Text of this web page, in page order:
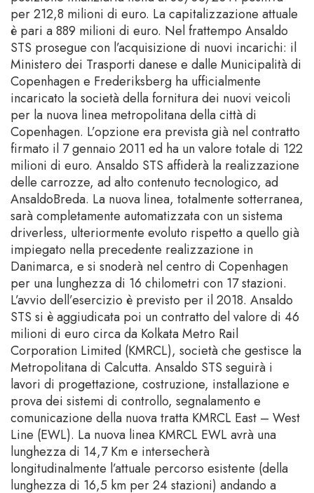
per 212,8 milioni di euro. La capitalizzazione attuale
è pari a 889 milioni di euro. Nel frattempo Ansaldo
STS prosegue con l’acquisizione di nuovi incarichi: il
Ministero dei Trasporti danese e dalle Municipalità di
Copenhagen e Frederiksberg ha ufficialmente
incaricato la società della fornitura dei nuovi veicoli
per la nuova linea metropolitana della città di
Copenhagen. L’opzione era prevista già nel contratto
firmato il 7 gennaio 2011 ed ha un valore totale di 122
milioni di euro. Ansaldo STS affiderà la realizzazione
delle carrozze, ad alto contenuto tecnologico, ad
AnsaldoBreda. La nuova linea, totalmente sotterranea,
sarà completamente automatizzata con un sistema
driverless, ulteriormente evoluto rispetto a quello già
impiegato nella precedente realizzazione in
Danimarca, e si snoderà nel centro di Copenhagen
per una lunghezza di 16 chilometri con 17 stazioni.
L’avvio dell’esercizio è previsto per il 2018. Ansaldo
STS si è aggiudicata poi un contratto del valore di 46
milioni di euro circa da Kolkata Metro Rail
Corporation Limited (KMRCL), società che gestisce la
Metropolitana di Calcutta. Ansaldo STS seguirà i
lavori di progettazione, costruzione, installazione e
prova dei sistemi di controllo, segnalamento e
comunicazione della nuova tratta KMRCL East – West
Line (EWL). La nuova linea KMRCL EWL avrà una
lunghezza di 14,7 Km e intersecherà
longitudinalmente l’attuale percorso esistente (della
lunghezza di 16,5 km per 24 stazioni) andando a